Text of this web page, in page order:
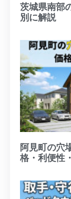
茨城県南部
別に解説
阿見町の穴
格・利便性